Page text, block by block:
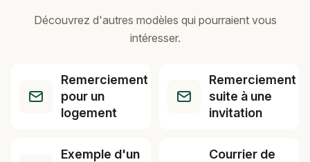
Découvrez d'autres modèles qui pourraient vous
intéresser.
Remerciement
pour un
logement
Remerciement
suite à une
invitation
Exemple d'un
Courrier de